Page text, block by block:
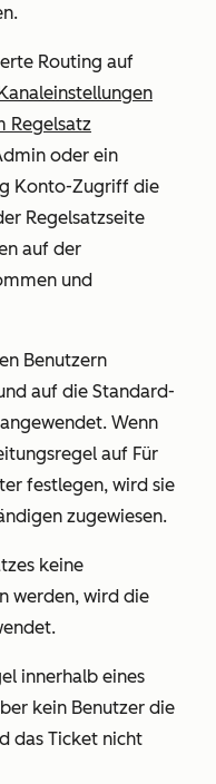
Routing auf
Regelsatz
oder ein
Konto-Zugriff die
Regelsatzseite
auf der
und
Benutzern
auf die Standard-
Wenn
auf Für
festlegen, wird sie
zugewiesen.
keine
werden, wird die
innerhalb eines
kein Benutzer die
das Ticket nicht